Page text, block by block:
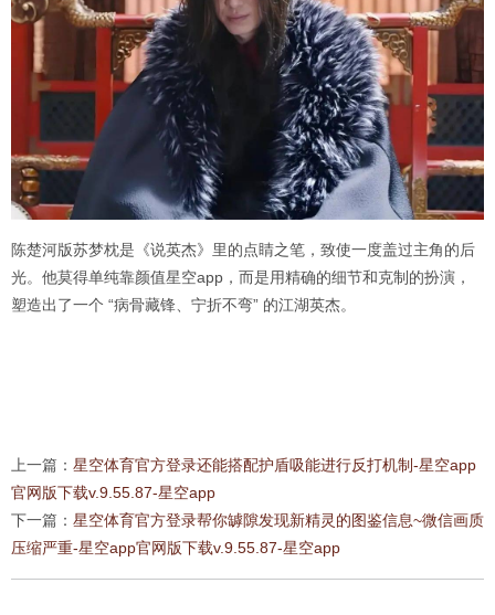
陈楚河版苏梦枕是《说英杰》里的点睛之笔，致使一度盖过主角的后
光。他莫得单纯靠颜值星空app，而是用精确的细节和克制的扮演，
塑造出了一个 “病骨藏锋、宁折不弯” 的江湖英杰。
上一篇： 星空体育官方登录还能搭配护盾吸能进行反打机制-星空app
官网版下载v.9.55.87-星空app
下一篇： 星空体育官方登录帮你罅隙发现新精灵的图鉴信息~微信画质
压缩严重-星空app官网版下载v.9.55.87-星空app